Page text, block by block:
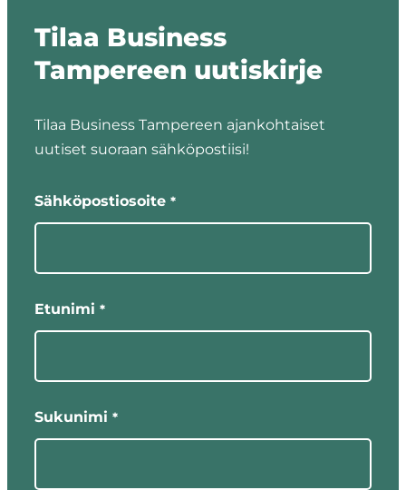
Tilaa Business
Tampereen uutiskirje
Tilaa Business Tampereen ajankohtaiset
uutiset suoraan sähköpostiisi!
näyttää
pakolliset
Sähköpostiosoite *
Etunimi *
Sukunimi *